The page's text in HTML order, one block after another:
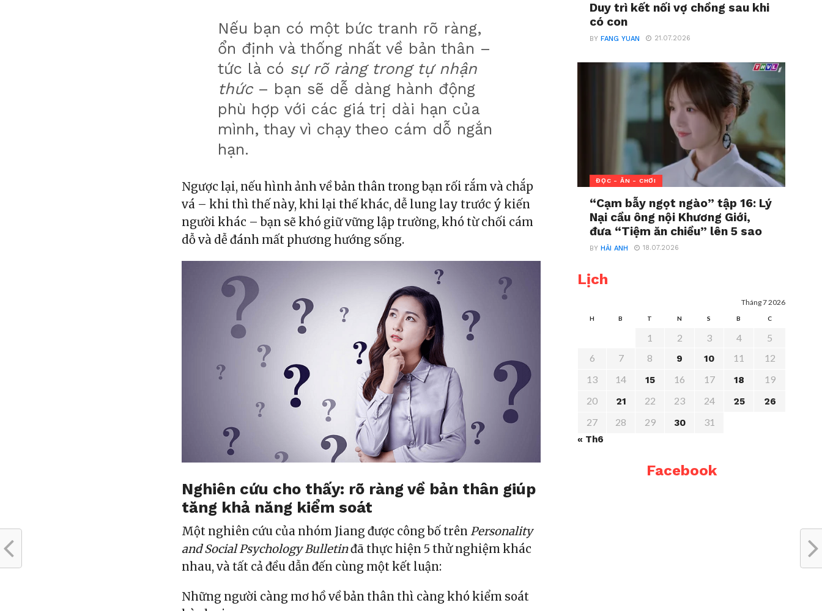
Nếu bạn có một bức tranh rõ ràng,
ổn định và thống nhất về bản thân –
tức là có sự rõ ràng trong tự nhận
thức– bạn sẽ dễ dàng hành động
phù hợp với các giá trị dài hạn của
mình, thay vì chạy theo cám dỗ ngắn
hạn.
Ngược lại, nếu hình ảnh về bản thân trong bạn rối rắm và chắp
vá – khi thì thế này, khi lại thế khác, dễ lung lay trước ý kiến
người khác – bạn sẽ khó giữ vững lập trường, khó từ chối cám
dỗ và dễ đánh mất phương hướng sống.
Nghiên cứu cho thấy: rõ ràng về bản thân giúp
tăng khả năng kiểm soát
Một nghiên cứu của nhóm Jiang được công bố trênPersonality
and Social Psychology Bulletinđã thực hiện 5 thử nghiệm khác
nhau, và tất cả đều dẫn đến cùng một kết luận:
Những người càng mơ hồ về bản thân thì càng khó kiểm soát
Duy trì kết nối vợ chồng sau khi
có con
BYFANG YUAN 21.07.2026
ĐỌC - ĂN - CHƠI
“Cạm bẫy ngọt ngào” tập 16: Lý
Nại cầu ông nội Khương Giới,
đưa “Tiệm ăn chiều” lên 5 sao
BYHẢI ANH 18.07.2026
Lịch
Tháng 7 2026
H B T N S B C
1 2 3 4
5
6
7 8 9 10 11
12
13
14 15 16 17 18
19
20
21 22 23 24 25 26
27 28 29 30 31
« Th6
Facebook